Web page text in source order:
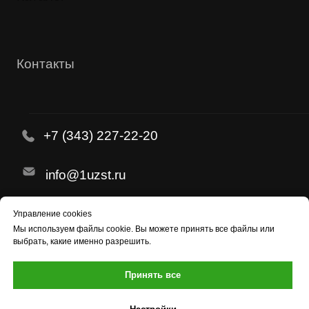
Управление cookies
Мы используем файлы cookie. Вы можете принять все файлы или
выбрать, какие именно разрешить.
Принять все